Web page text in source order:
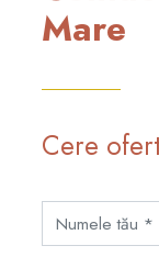
Mare
Cere
Nume